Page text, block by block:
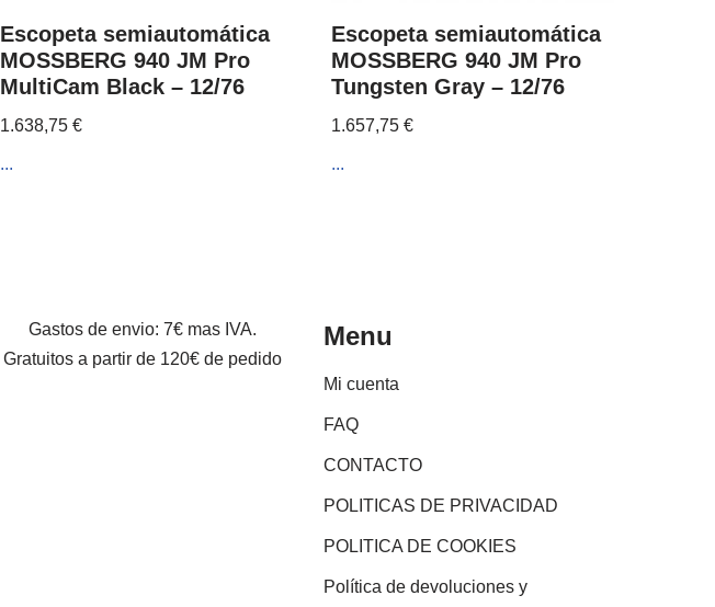
Escopeta semiautomática
MOSSBERG 940 JM Pro
MultiCam Black – 12/76
1.638,75 €
...
Escopeta semiautomática
MOSSBERG 940 JM Pro
Tungsten Gray – 12/76
1.657,75€
...
Gastos de envio: 7€ mas IVA.
Gratuitos a partir de 120€ de pedido
Menu
Mi cuenta
FAQ
CONTACTO
POLITICAS DE PRIVACIDAD
POLITICA DE COOKIES
Política de devoluciones y